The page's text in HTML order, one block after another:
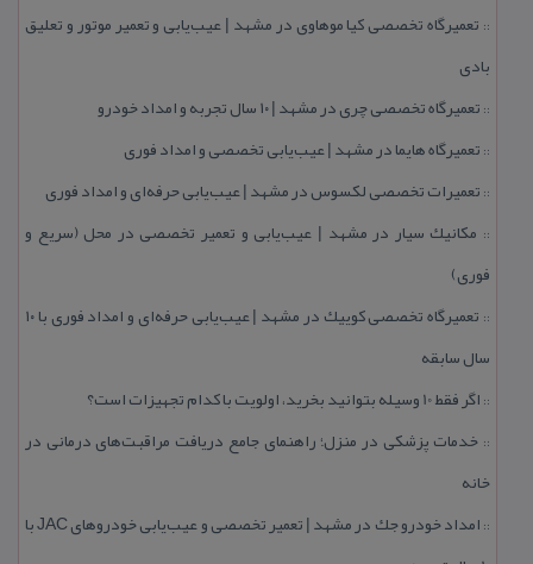
:: تعمیرگاه تخصصی كیا موهاوی در مشهد | عیب‌یابی و تعمیر موتور و تعلیق
بادی
:: تعمیرگاه تخصصی چری در مشهد | ۱۰ سال تجربه و امداد خودرو
:: تعمیرگاه هایما در مشهد | عیب‌یابی تخصصی و امداد فوری
:: تعمیرات تخصصی لكسوس در مشهد | عیب‌یابی حرفه‌ای و امداد فوری
:: مكانیك سیار در مشهد | عیب‌یابی و تعمیر تخصصی در محل (سریع و
فوری)
::
تعمیرگاه تخصصی كوییك در مشهد | عیب‌یابی حرفه‌ای و امداد فوری با ۱۰
سال سابقه
:: اگر فقط 10 وسیله بتوانید بخرید، اولویت با كدام تجهیزات است؟
:: خدمات پزشكی در منزل؛ راهنمای جامع دریافت مراقبت‌های درمانی در
خانه
::
امداد خودرو جك در مشهد | تعمیر تخصصی و عیب‌یابی خودروهای JAC با